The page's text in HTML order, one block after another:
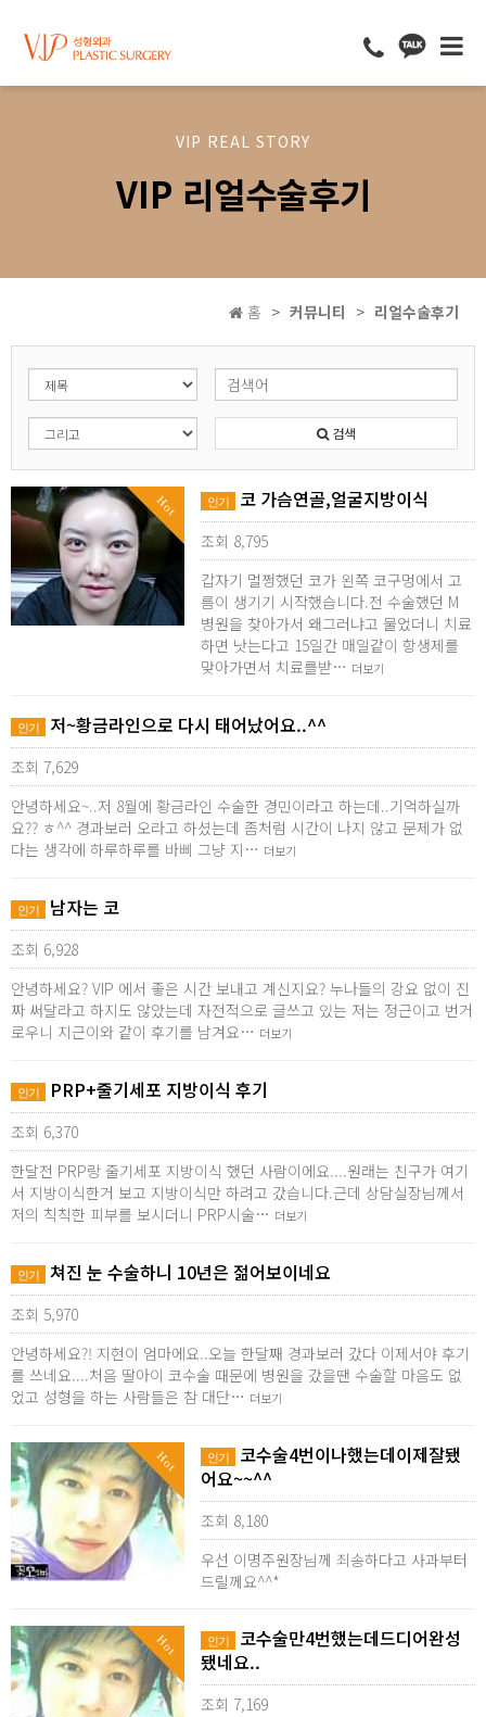
VIP REAL STORY
VIP 리얼수술후기
홈 커뮤니티 리얼수술후기
검색
Hot 인기 코 가슴연골,얼굴지방이식
조회 8,795
갑자기 멀쩡했던 코가 왼쪽 코구멍에서 고
름이 생기기 시작했습니다.전 수술했던 M
병원을 찾아가서 왜그러냐고 물었더니 치료
하면 낫는다고 15일간 매일같이 항생제를
맞아가면서 치료를받… 더보기
인기 저~황금라인으로 다시 태어났어요..^^
조회 7,629
안녕하세요~..저 8월에 황금라인 수술한 경민이라고 하는데..기억하실까
요?? ㅎ^^ 경과보러 오라고 하셨는데 좀처럼 시간이 나지 않고 문제가 없
다는 생각에 하루하루를 바삐 그냥 지… 더보기
인기 남자는 코
조회 6,928
안녕하세요? VIP 에서 좋은 시간 보내고 계신지요? 누나들의 강요 없이 진
짜 써달라고 하지도 않았는데 자전적으로 글쓰고 있는 저는 정근이고 번거
로우니 지근이와 같이 후기를 남겨요… 더보기
인기 PRP+줄기세포 지방이식 후기
조회 6,370
한달전 PRP랑 줄기세포 지방이식 했던 사람이에요....원래는 친구가 여기
서 지방이식한거 보고 지방이식만 하려고 갔습니다.근데 상담실장님께서
저의 칙칙한 피부를 보시더니 PRP시술… 더보기
인기 쳐진 눈 수술하니 10년은 젊어보이네요
조회 5,970
안녕하세요?! 지현이 엄마에요..오늘 한달째 경과보러 갔다 이제서야 후기
를 쓰네요....처음 딸아이 코수술 때문에 병원을 갔을땐 수술할 마음도 없
었고 성형을 하는 사람들은 참 대단… 더보기
Hot 인기
코수술4번이나했는데이제잘됐
어요~~^^
조회 8,180
우선 이명주원장님께 죄송하다고 사과부터
드릴께요^^*
Hot 인기
코수술만4번했는데드디어완성
됐네요..
조회 7,169